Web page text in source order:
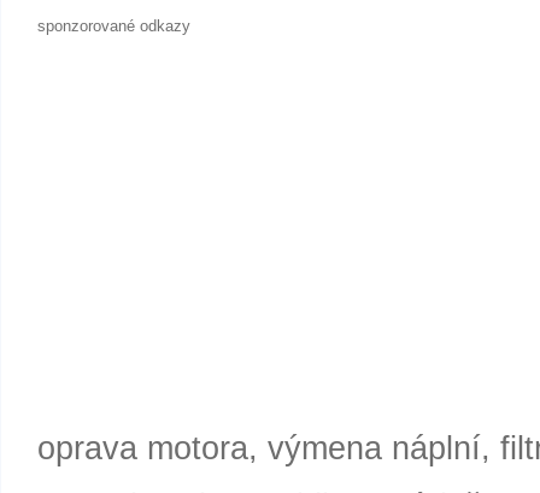
sponzorované odkazy
oprava motora, výmena náplní,